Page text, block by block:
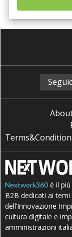
Nextwork360 è il
B2B dedicati ai
dell’Innovazione
cultura digitale e
amministrazioni